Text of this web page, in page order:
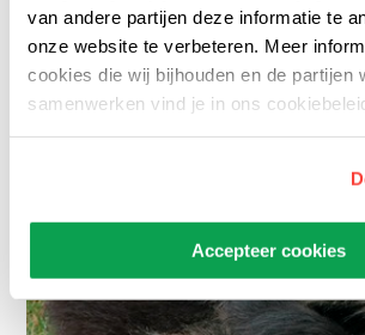
van andere partijen deze informatie te
onze website te verbeteren. Meer
cookies die wij bijhouden en de partijen
samenwerken vind je in ons
Accepteer cookies
van een vogel op die van een